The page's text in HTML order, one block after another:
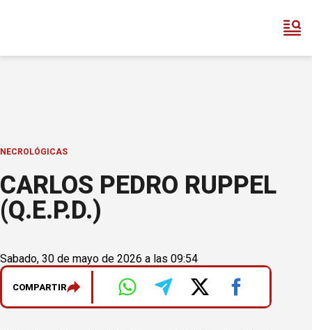
NECROLÓGICAS
CARLOS PEDRO RUPPEL
(Q.E.P.D.)
Sabado, 30 de mayo de 2026 a las 09:54
COMPARTIR